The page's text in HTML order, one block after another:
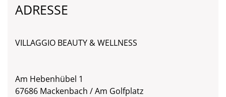
ADRESSE
VILLAGGIO BEAUTY & WELLNESS
Am Hebenhübel 1
67686 Mackenbach / Am Golfplatz